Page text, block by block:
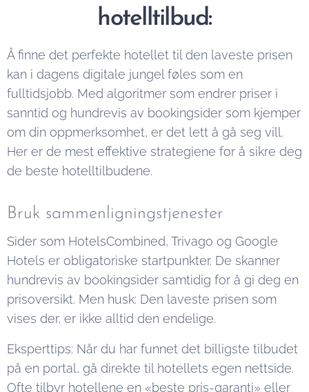
behagelig.
Etter en
lang dag
med
sightseeing,
shopping
eller møter
ting som er
avslappende
enn en
svømmetur
eller et...
hotelltilbud:
Å finne det perfekte hotellet til den laveste prisen
kan i dagens digitale jungel føles som en
fulltidsjobb. Med algoritmer som endrer priser i
sanntid og hundrevis av bookingsider som kjemper
om din oppmerksomhet, er det lett å gå seg vill.
Her er de mest effektive strategiene for å sikre deg
de beste hotelltilbudene.
Bruk sammenligningstjenester
Sider som HotelsCombined, Trivago og Google
Hotels er obligatoriske startpunkter. De skanner
hundrevis av bookingsider samtidig for å gi deg en
prisoversikt. Men husk: Den laveste prisen som
vises der, er ikke alltid den endelige.
Eksperttips: Når du har funnet det billigste tilbudet
på en portal, gå direkte til hotellets egen nettside.
Ofte tilbyr hotellene en «beste pris-garanti» eller